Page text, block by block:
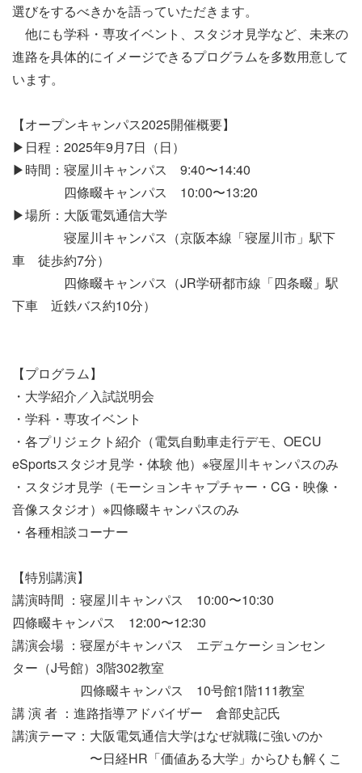
選びをするべきかを語っていただきます。
他にも学科・専攻イベント、スタジオ見学など、未来の
進路を具体的にイメージできるプログラムを多数用意して
います。
【オープンキャンパス2025開催概要】
▶日程：2025年9月7日（日）
▶時間：寝屋川キャンパス 9:40〜14:40
四條畷キャンパス 10:00〜13:20
▶場所：大阪電気通信大学
寝屋川キャンパス（京阪本線「寝屋川市」駅下
車 徒歩約7分）
四條畷キャンパス（JR学研都市線「四条畷」駅
下車 近鉄バス約10分）
【プログラム】
・大学紹介／入試説明会
・学科・専攻イベント
・各プリジェクト紹介（電気自動車走行デモ、OECU
eSportsスタジオ見学・体験 他）※寝屋川キャンパスのみ
・スタジオ見学（モーションキャプチャー・CG・映像・
音像スタジオ）※四條畷キャンパスのみ
・各種相談コーナー
【特別講演】
講演時間 ：寝屋川キャンパス 10:00〜10:30
四條畷キャンパス 12:00〜12:30
講演会場 ：寝屋がキャンパス エデュケーションセン
ター（J号館）3階302教室
四條畷キャンパス 10号館1階111教室
講 演 者 ：進路指導アドバイザー 倉部史記氏
講演テーマ：大阪電気通信大学はなぜ就職に強いのか
〜日経HR「価値ある大学」からひも解くこ